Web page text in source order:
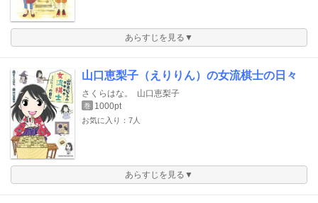
あらすじを見る▼
山口恵梨子（えりりん）の女流棋士の日々
さくらはな。 山口恵梨子
巻 1000pt
お気に入り：7人
あらすじを見る▼